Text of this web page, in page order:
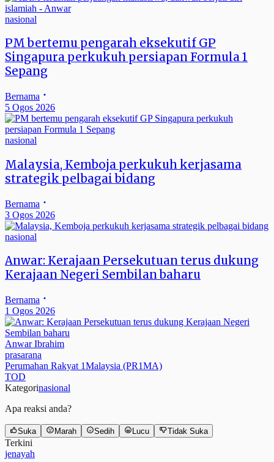
nasional
PM bertemu pengarah eksekutif GP
Singapura perkukuh persiapan Formula 1
Sepang
Bernama
5 Ogos 2026
nasional
Malaysia, Kemboja perkukuh kerjasama
strategik pelbagai bidang
Bernama
3 Ogos 2026
nasional
Anwar: Kerajaan Persekutuan terus dukung
Kerajaan Negeri Sembilan baharu
Bernama
1 Ogos 2026
Anwar Ibrahim
prasarana
Perumahan Rakyat 1Malaysia (PR1MA)
TOD
Kategorinasional
Apa reaksi anda?
Suka Marah Sedih Lucu Tidak Suka
Terkini
jenayah